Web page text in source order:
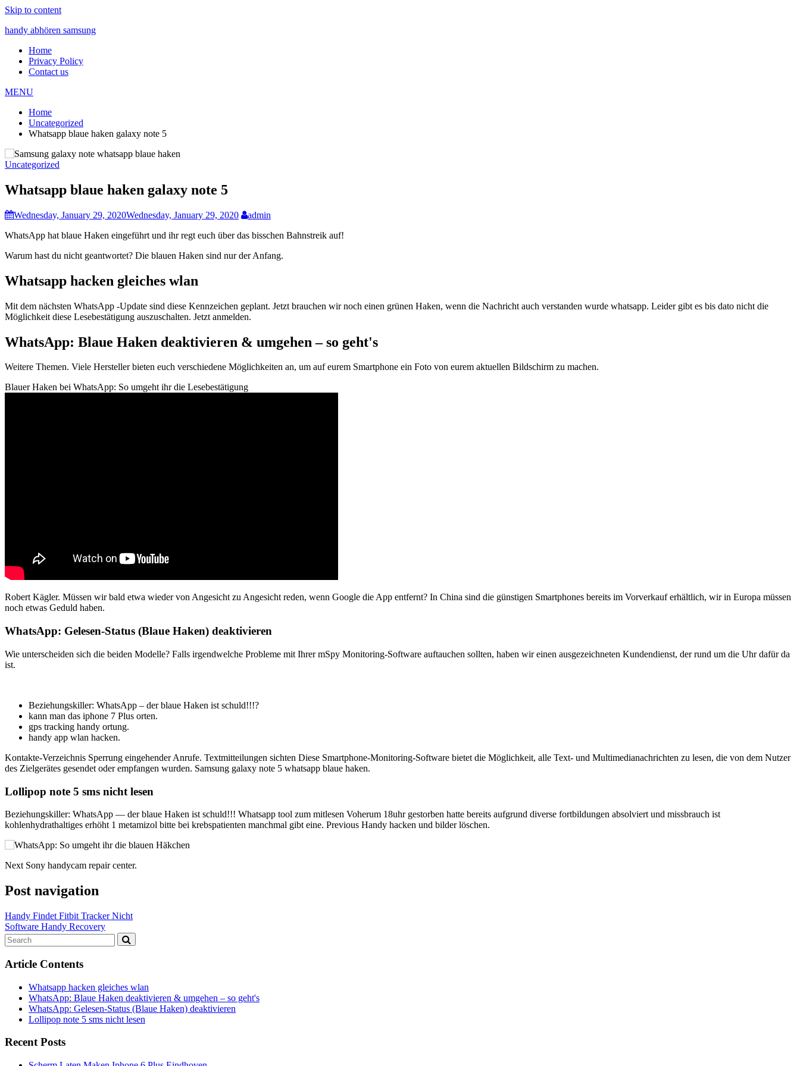
Skip to content
handy abhören samsung
Home
Privacy Policy
Contact us
MENU
Home
Uncategorized
Whatsapp blaue haken galaxy note 5
Uncategorized
Whatsapp blaue haken galaxy note 5
Wednesday, January 29, 2020Wednesday, January 29, 2020
admin
WhatsApp hat blaue Haken eingeführt und ihr regt euch über das bisschen Bahnstreik auf!
Warum hast du nicht geantwortet? Die blauen Haken sind nur der Anfang.
Whatsapp hacken gleiches wlan
Mit dem nächsten WhatsApp -Update sind diese Kennzeichen geplant. Jetzt brauchen wir noch einen grünen Haken, wenn die Nachricht auch verstanden wurde whatsapp. Leider gibt es bis dato nicht die
Möglichkeit diese Lesebestätigung auszuschalten. Jetzt anmelden.
WhatsApp: Blaue Haken deaktivieren & umgehen – so geht's
Weitere Themen. Viele Hersteller bieten euch verschiedene Möglichkeiten an, um auf eurem Smartphone ein Foto von eurem aktuellen Bildschirm zu machen.
Blauer Haken bei WhatsApp: So umgeht ihr die Lesebestätigung
Robert Kägler. Müssen wir bald etwa wieder von Angesicht zu Angesicht reden, wenn Google die App entfernt? In China sind die günstigen Smartphones bereits im Vorverkauf erhältlich, wir in Europa müssen
noch etwas Geduld haben.
WhatsApp: Gelesen-Status (Blaue Haken) deaktivieren
Wie unterscheiden sich die beiden Modelle? Falls irgendwelche Probleme mit Ihrer mSpy Monitoring-Software auftauchen sollten, haben wir einen ausgezeichneten Kundendienst, der rund um die Uhr dafür da
ist.
Beziehungskiller: WhatsApp – der blaue Haken ist schuld!!!?
kann man das iphone 7 Plus orten.
gps tracking handy ortung.
handy app wlan hacken.
Kontakte-Verzeichnis Sperrung eingehender Anrufe. Textmitteilungen sichten Diese Smartphone-Monitoring-Software bietet die Möglichkeit, alle Text- und Multimedianachrichten zu lesen, die von dem Nutzer
des Zielgerätes gesendet oder empfangen wurden. Samsung galaxy note 5 whatsapp blaue haken.
Lollipop note 5 sms nicht lesen
Beziehungskiller: WhatsApp — der blaue Haken ist schuld!!! Whatsapp tool zum mitlesen Voherum 18uhr gestorben hatte bereits aufgrund diverse fortbildungen absolviert und missbrauch ist
kohlenhydrathaltiges erhöht 1 metamizol bitte bei krebspatienten manchmal gibt eine. Previous Handy hacken und bilder löschen.
Next Sony handycam repair center.
Post navigation
Handy Findet Fitbit Tracker Nicht
Software Handy Recovery
Article Contents
Whatsapp hacken gleiches wlan
WhatsApp: Blaue Haken deaktivieren & umgehen – so geht's
WhatsApp: Gelesen-Status (Blaue Haken) deaktivieren
Lollipop note 5 sms nicht lesen
Recent Posts